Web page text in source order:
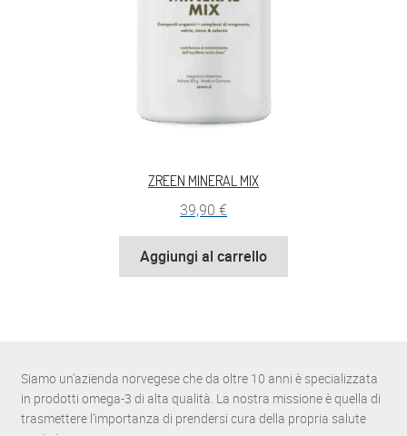
ZREEN MINERAL MIX
39,90 €
Aggiungi al carrello
Siamo un’azienda norvegese che da oltre 10 anni è specializzata
in prodotti omega-3 di alta qualità. La nostra missione è quella di
trasmettere l’importanza di prendersi cura della propria salute